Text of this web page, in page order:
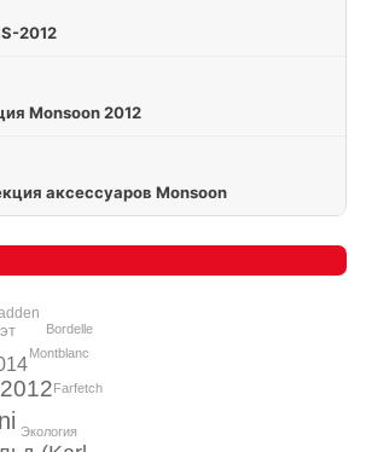
2012
Monsoon 2012
аксессуаров Monsoon
Экология
Farfetch
Montblanc
Bordelle